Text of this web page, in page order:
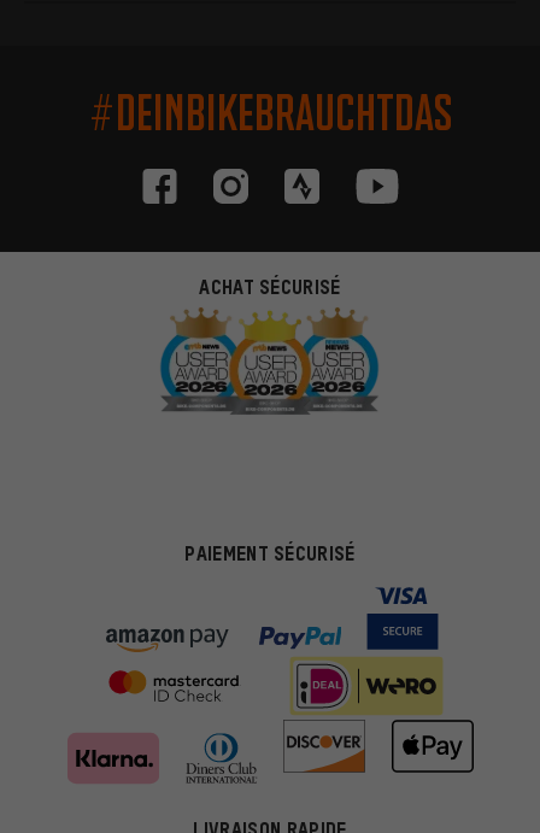
#DEINBIKEBRAUCHTDAS
ACHAT SÉCURISÉ
PAIEMENT SÉCURISÉ